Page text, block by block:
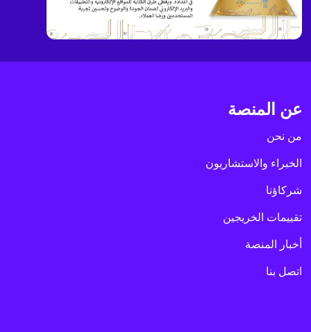
عن المنصة
من نحن
الخبراء والاستشاريون
شركاؤنا
تقييمات الخريجين
أخبار المنصة
اتصل بنا